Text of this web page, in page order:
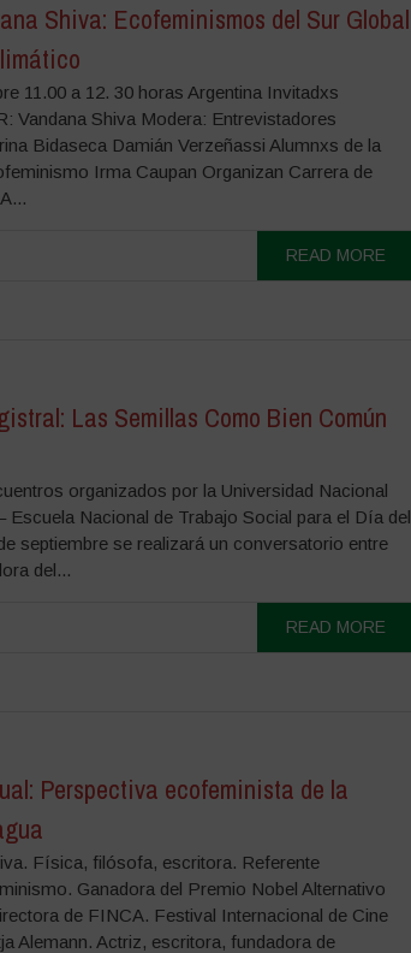
Shiva: Ecofeminismos del Sur Global
11.00 a 12. 30 horas Argentina Invitadxs
Vandana Shiva Modera: Entrevistadores
Bidaseca Damián Verzeñassi Alumnxs de la
Irma Caupan Organizan Carrera de
READ MORE
Las Semillas Como Bien Común
organizados por la Universidad Nacional
Escuela Nacional de Trabajo Social para el Día del
septiembre se realizará un conversatorio entre
del...
READ MORE
Perspectiva ecofeminista de la
Física, filósofa, escritora. Referente
Ganadora del Premio Nobel Alternativo
de FINCA. Festival Internacional de Cine
Alemann. Actriz, escritora, fundadora de